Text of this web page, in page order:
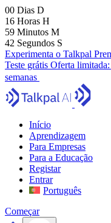
00 Dias D
16 Horas H
59 Minutos M
41 Segundos S
Experimenta o Talkpal
Teste grátis Oferta limitada:
semanas
Início
Aprendizagem
Para Empresas
Para a Educação
Registar
Entrar
Português
Começar